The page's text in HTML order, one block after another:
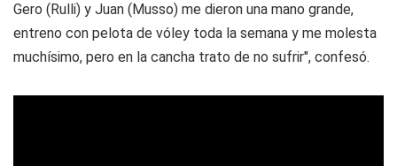
Gero (Rulli) y Juan (Musso) me dieron una mano grande,
entreno con pelota de vóley toda la semana y me molesta
muchísimo, pero en la cancha trato de no sufrir", confesó.